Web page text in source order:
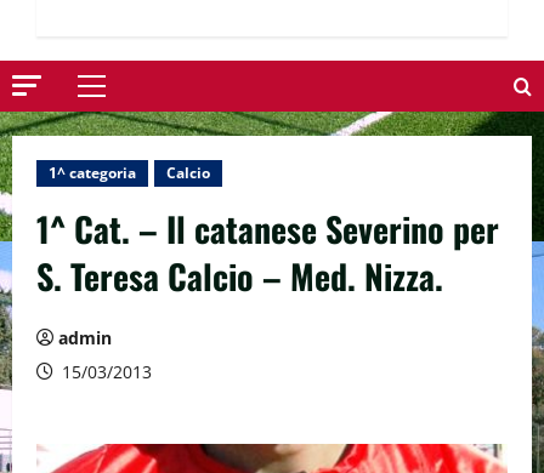
Menu
principale
1^ categoria Calcio
1^ Cat. – Il catanese Severino per
S. Teresa Calcio – Med. Nizza.
admin
15/03/2013